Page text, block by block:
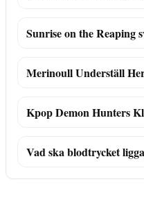
Sunrise on the Reaping
Merinoull Underställ
Kpop Demon Hunters
Vad ska blodtrycket